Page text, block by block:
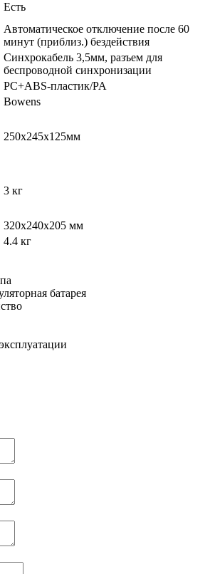
Есть
Автоматическое отключение после 60
минут (приблиз.) бездействия
Синхрокабель 3,5мм, разъем для
беспроводной синхронизации
PC+ABS-пластик/PA
Bowens
250х245х125мм
3 кг
320х240х205 мм
4.4 кг
батарея